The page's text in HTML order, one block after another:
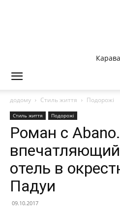
додому Стиль життя Подорожі
Стиль життя Подорожі
Роман с
отель в
Падуи
09.10.2017